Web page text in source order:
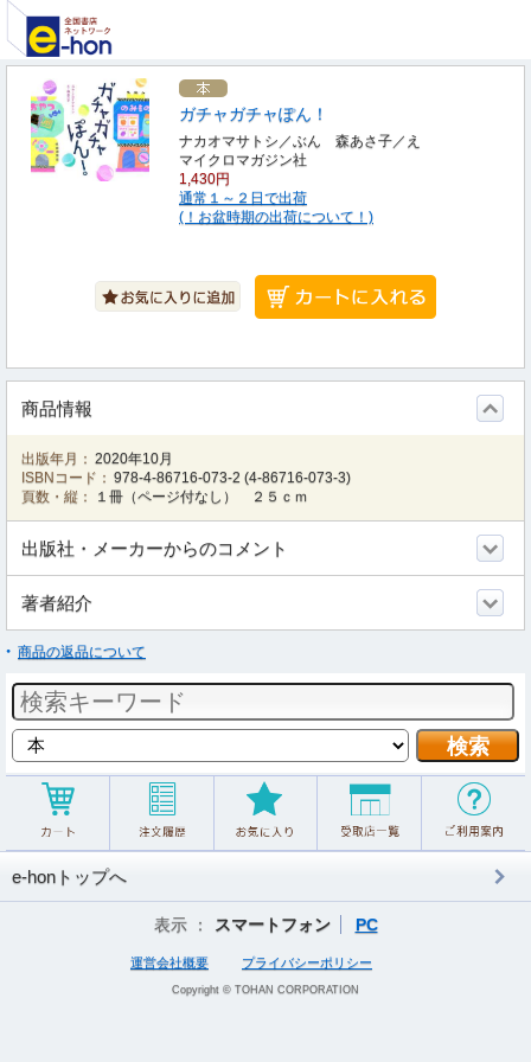
ガチャガチャぽん！
ナカオマサトシ／ぶん 森あさ子／え
マイクロマガジン社
1,430円
通常１～２日で出荷
(！お盆時期の出荷について！)
商品情報
出版年月： 2020年10月
ISBNコード： 978-4-86716-073-2 (4-86716-073-3)
頁数・縦：
１冊（ページ付なし） ２５ｃｍ
出版社・メーカーからのコメント
著者紹介
商品の返品について
e-honトップへ
表示 ： スマートフォン PC
運営会社概要 プライバシーポリシー
Copyright © TOHAN CORPORATION